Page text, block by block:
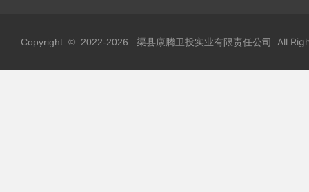
Copyright © 2022-2026 渠县康腾卫投实业有限责任公司 All